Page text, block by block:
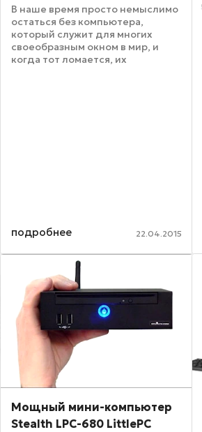
В наше время просто немыслимо
остаться без компьютера,
который служит для многих
своеобразным окном в мир, и
когда тот ломается, их
подробнее 22.04.2015
Мощный мини-компьютер
Stealth LPC-680 LittlePC